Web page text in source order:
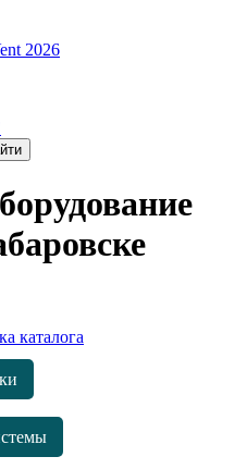
2026
каталога